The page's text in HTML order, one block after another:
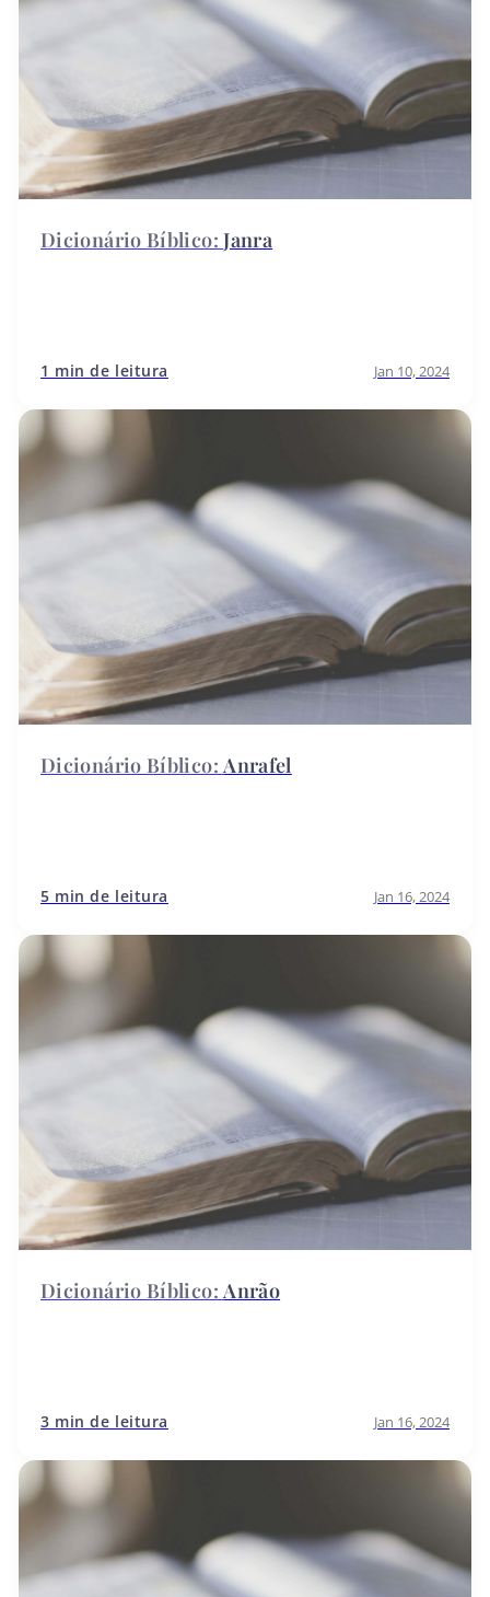
Janra
1 min de leitura Jan 10, 2024
Anrafel
5 min de leitura Jan 16, 2024
Anrão
3 min de leitura Jan 16, 2024